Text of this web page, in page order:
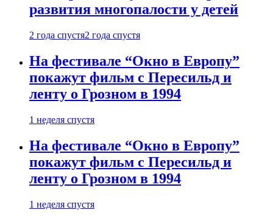
развития многопалости у детей
2 года спустя2 года спустя
На фестивале “Окно в Европу”
покажут фильм с Пересильд и
ленту о Грозном в 1994
1 неделя спустя
На фестивале “Окно в Европу”
покажут фильм с Пересильд и
ленту о Грозном в 1994
1 неделя спустя